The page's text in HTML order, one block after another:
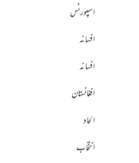
اسپورٹس
افسانہ
افسانہ
افغانستان
الحاد
انتخاب